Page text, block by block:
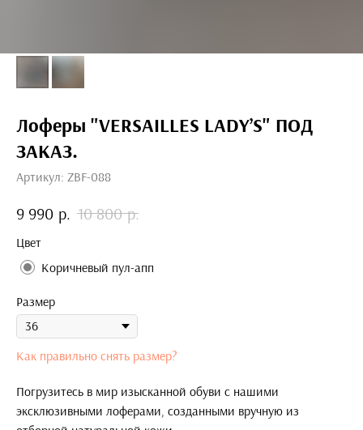
Лоферы "VERSAILLES LADY’S" ПОД
ЗАКАЗ.
Артикул: ZBF-088
9 990 р. 10 800 р.
Цвет
Коричневый пул-апп
Размер
Как правильно снять размер?
Погрузитесь в мир изысканной обуви с нашими
эксклюзивными лоферами, созданными вручную из